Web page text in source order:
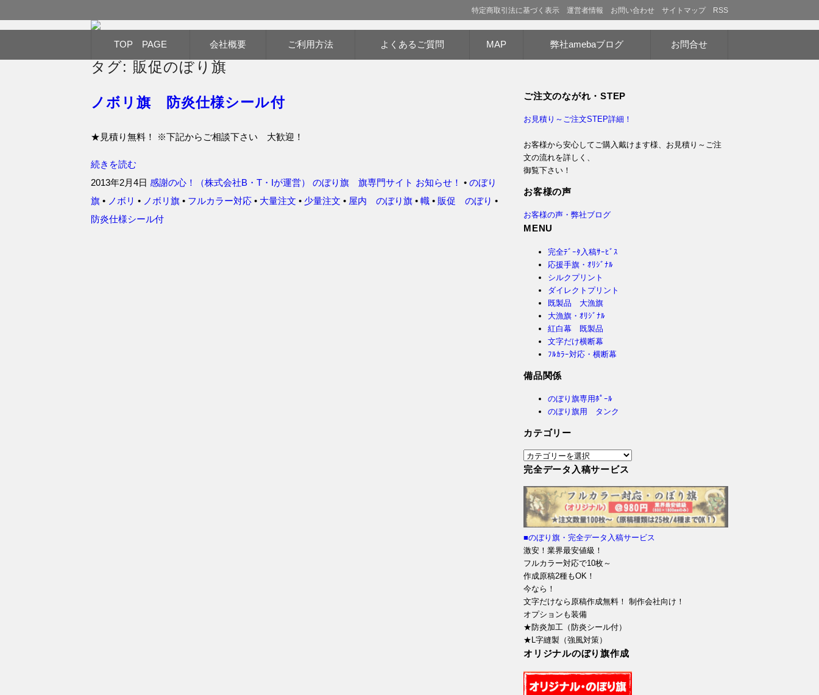
特定商取引法に基づく表示 運営者情報 お問い合わせ サイトマップ RSS
のぼり旗専門サイト-感謝の心！
TOP PAGE 会社概要 ご利用方法 よくあるご質問 MAP 弊社amebaブログ お問合せ
タグ: 販促のぼり旗
ノボリ旗 防炎仕様シール付
★見積り無料！ ※下記からご相談下さい 大歓迎！
続きを読む
2013年2月4日 感謝の心！（株式会社B・T・Iが運営） のぼり旗 旗専門サイト お知らせ！ • のぼり
旗 • ノボリ • ノボリ旗 • フルカラー対応 • 大量注文 • 少量注文 • 屋内 のぼり旗 • 幟 • 販促 のぼり •
防炎仕様シール付
ご注文のながれ・STEP
お見積り～ご注文STEP詳細！
お客様から安心してご購入戴けます様、お見積り～ご注
文の流れを詳しく、
御覧下さい！
お客様の声
お客様の声・弊社ブログ
MENU
完全ﾃﾞｰﾀ入稿ｻｰﾋﾞｽ
応援手旗・ｵﾘｼﾞﾅﾙ
シルクプリント
ダイレクトプリント
既製品 大漁旗
大漁旗・ｵﾘｼﾞﾅﾙ
紅白幕 既製品
文字だけ横断幕
ﾌﾙｶﾗｰ対応・横断幕
備品関係
のぼり旗専用ﾎﾟｰﾙ
のぼり旗用 タンク
カテゴリー
カ
テ
リ
ー
完全データ入稿サービス
■のぼり旗・完全データ入稿サービス
激安！業界最安値級！
フルカラー対応で10枚～
作成原稿2種もOK！
今なら！
文字だけなら原稿作成無料！ 制作会社向け！
オプションも装備
★防炎加工（防炎シール付）
★L字縫製（強風対策）
オリジナルのぼり旗作成